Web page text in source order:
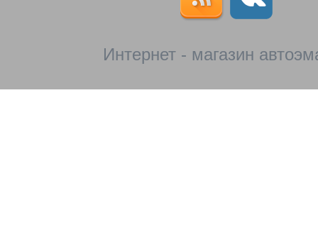
Интернет - магазин